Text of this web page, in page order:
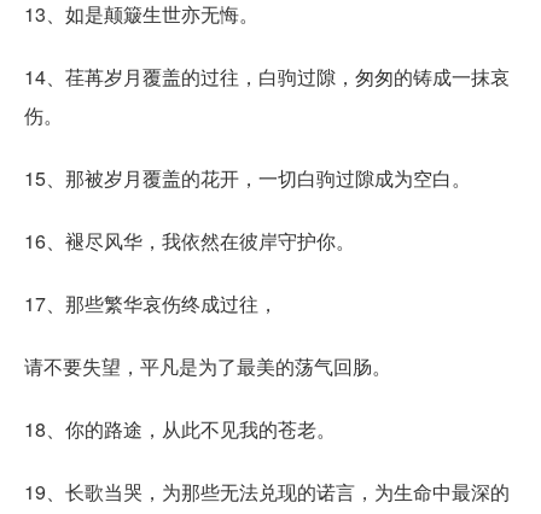
13、如是颠簸生世亦无悔。
14、荏苒岁月覆盖的过往，白驹过隙，匆匆的铸成一抹哀
伤。
15、那被岁月覆盖的花开，一切白驹过隙成为空白。
16、褪尽风华，我依然在彼岸守护你。
17、那些繁华哀伤终成过往，
请不要失望，平凡是为了最美的荡气回肠。
18、你的路途，从此不见我的苍老。
19、长歌当哭，为那些无法兑现的诺言，为生命中最深的